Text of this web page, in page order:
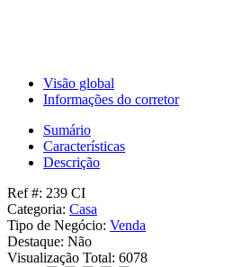
Visão global
Informações do corretor
Sumário
Características
Descrição
Ref #: 239 CI
Categoria: Casa
Tipo de Negócio: Venda
Destaque: Não
Visualização Total: 6078